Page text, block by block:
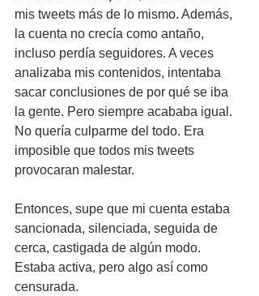
mis tweets más de lo mismo. Además,
la cuenta no crecía como antaño,
incluso perdía seguidores. A veces
analizaba mis contenidos, intentaba
sacar conclusiones de por qué se iba
la gente. Pero siempre acababa igual.
No quería culparme del todo. Era
imposible que todos mis tweets
provocaran malestar.
Entonces, supe que mi cuenta estaba
sancionada, silenciada, seguida de
cerca, castigada de algún modo.
Estaba activa, pero algo así como
censurada.